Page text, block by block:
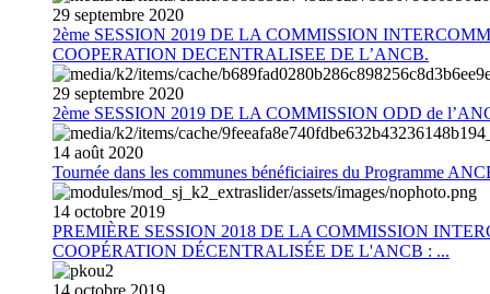
29 septembre 2020
2ème SESSION 2019 DE LA COMMISSION
COOPERATION DECENTRALISEE DE L’ANCB.
29 septembre 2020
2ème SESSION 2019 DE LA COMMISSION ODD de
14 août 2020
Tournée dans les communes bénéficiaires du Programme
14 octobre 2019
PREMIÈRE SESSION 2018 DE LA COMMISSION
COOPÉRATION DÉCENTRALISÉE DE L'ANCB : ...
14 octobre 2019